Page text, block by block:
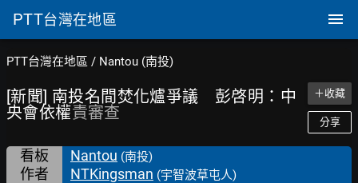
PTT台灣在地區
PTT台灣在地區 / Nantou (南投)
[新聞] 南投名間焚化爐爭議 彭啓明：中
央會依權責審查
＋收藏
分享
看板 Nantou (南投)
作者 NTKingsman (宇智波草屯人)